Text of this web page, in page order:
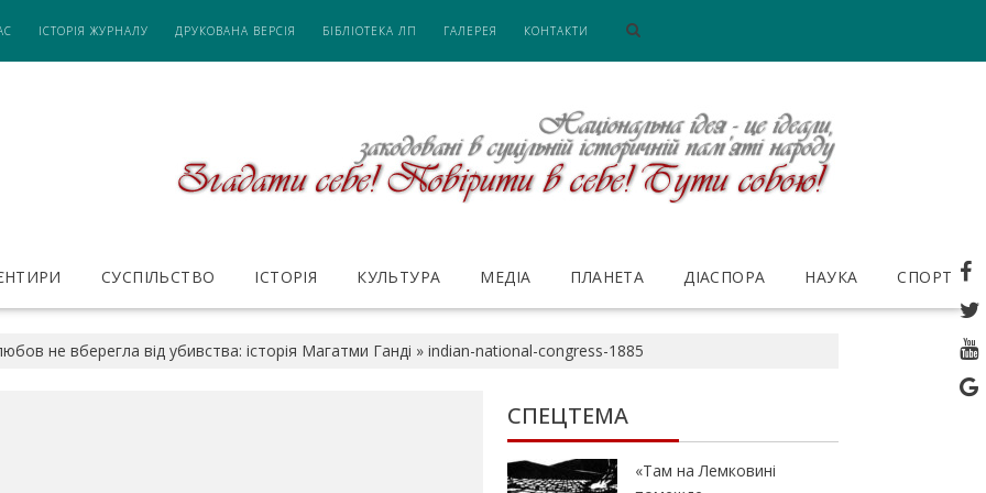
ІСТОРІЯ ЖУРНАЛУ ДРУКОВАНА ВЕРСІЯ БІБЛІОТЕКА ЛП ГАЛЕРЕЯ КОНТАКТИ
СУСПІЛЬСТВО ІСТОРІЯ КУЛЬТУРА МЕДІА ПЛАНЕТА ДІАСПОРА НАУКА СПОРТ
не вберегла від убивства: історія Магатми Ганді » indian-national-congress-1885
СПЕЦТЕМА
«Там на Лемковині